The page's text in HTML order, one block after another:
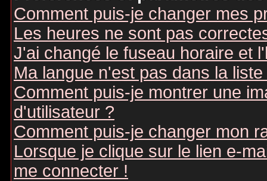
Comment puis-je changer mes
Les heures ne sont pas
J'ai changé le fuseau horaire et
Ma langue n'est pas dans la liste
Comment puis-je montrer une
d'utilisateur ?
Comment puis-je changer mon
Lorsque je clique sur le lien e-
me connecter !